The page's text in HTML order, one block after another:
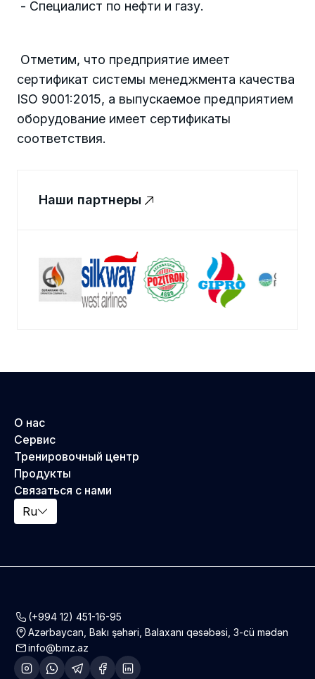
- Специалист по нефти и газу.
Отметим, что предприятие имеет
сертификат системы менеджмента качества
ISO 9001:2015, а выпускаемое предприятием
оборудование имеет сертификаты
соответствия.
Наши партнеры
О нас
Сервис
Тренировочный центр
Продукты
Связаться с нами
Ru
(+994 12) 451-16-95
Azərbaycan, Bakı şəhəri, Balaxanı qəsəbəsi, 3-cü mədən
info@bmz.az